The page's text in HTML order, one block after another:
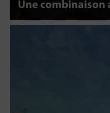
Une combinaison